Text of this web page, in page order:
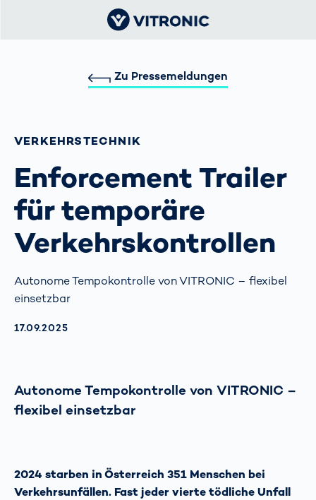
Zu Pressemeldungen
VERKEHRS­TECHNIK
Enforcement Trailer
für temporäre
Verkehrskontrollen
Autonome Tempokontrolle von VITRONIC – flexibel
einsetzbar
AKTUALISIERT AM:
17.09.2025
Autonome Tempokontrolle von VITRONIC –
flexibel einsetzbar
2024 starben in Österreich 351 Menschen bei
Verkehrsunfällen. Fast jeder vierte tödliche Unfall